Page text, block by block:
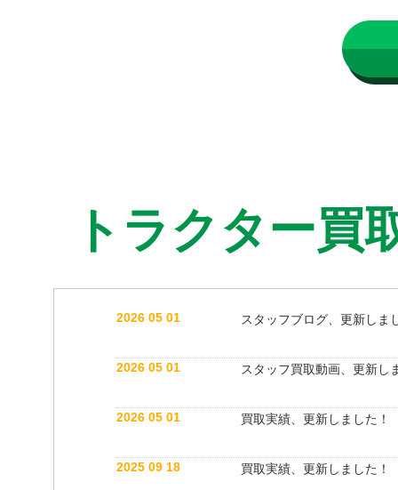
トラクター買
2026 05 01 スタッフブログ、更新しま
2026 05 01 スタッフ買取動画、更新し
2026 05 01 買取実績、更新しました！
2025 09 18 買取実績、更新しました！